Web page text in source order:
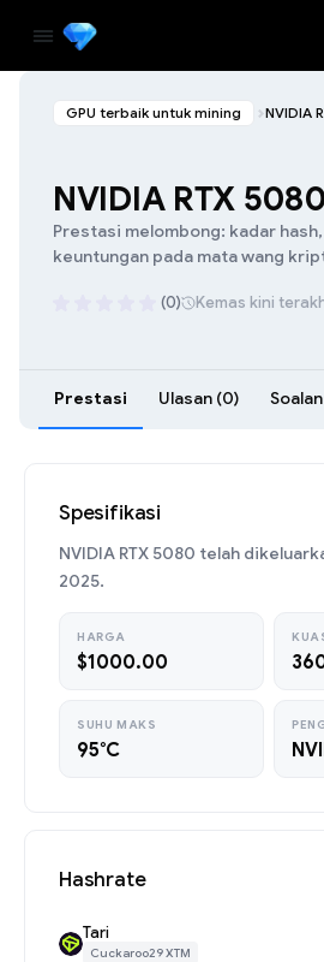
GPU terbaik untuk mining NVIDIA
NVIDIA RTX 5080
Prestasi melombong: kadar
keuntungan pada mata wang
(0) Kemas kini
Prestasi Ulasan (0)
Spesifikasi
NVIDIA RTX 5080 telah
2025.
HARGA
$1000.00
SUHU MAKS
95°C
Hashrate
Tari
Cuckaroo29 XTM